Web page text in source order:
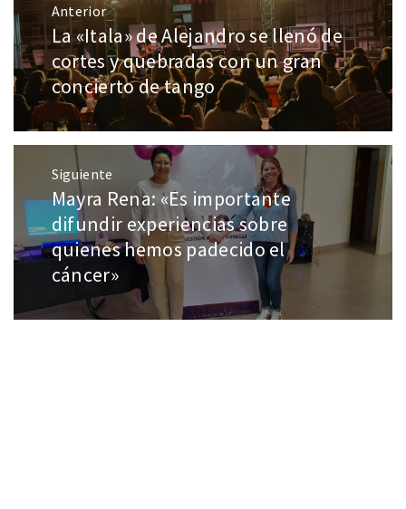
Anterior
La «Itala» de Alejandro se llenó de
cortes y quebradas con un gran
concierto de tango
Siguiente
Mayra Rena: «Es importante
difundir experiencias sobre
quienes hemos padecido el
cáncer»